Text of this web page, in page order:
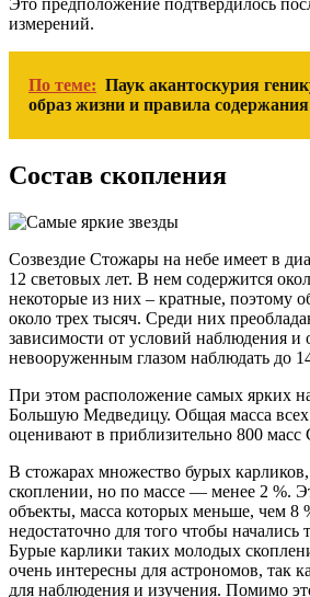
Это предположение подтвердилось
измерений.
По теме: Паук акантоскурия
образ жизни и правила содержания
Состав скопления
Созвездие Стожары на небе имеет в
12 световых лет. В нем содержится
некоторые из них – кратные, поэтому
около трех тысяч. Среди них
зависимости от условий наблюдения и
невооруженным глазом наблюдать до
При этом расположение самых ярких
Большую Медведицу. Общая масса всех
оценивают в приблизительно 800 масс
В стожарах множество бурых
скоплении, но по массе — менее 2 %.
объекты, масса которых меньше, чем 8
недостаточно для того чтобы начались
Бурые карлики таких молодых
очень интересны для астрономов, так
для наблюдения и изучения. Помимо